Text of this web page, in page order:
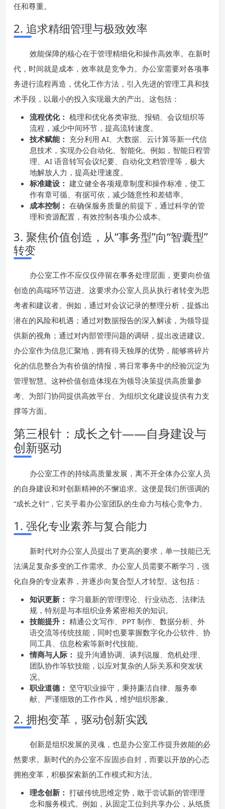
任和尊重。
2. 追求精细管理与极致效率
效能保障的核心在于管理精细化和操作高效率。在新时
代，时间就是成本，效率就是竞争力。办公室需要对各项事
务进行流程再造，优化工作方法，引入先进的管理工具和技
术手段，以最小的投入实现最大的产出。这包括：
流程优化： 梳理和优化各类审批、报销、会议组织等
流程，减少中间环节，提高流转速度。
技术赋能： 充分利用 AI、大数据、云计算等新一代信
息技术，实现办公自动化、智能化。例如，智能日程管
理、AI 语音转写会议纪要、自动化文档管理等，极大
地解放人力，提高处理速度。
标准建设： 建立健全各项规章制度和操作标准，使工
作有章可循、有据可依，减少随意性和差错率。
成本控制： 在确保服务质量的前提下，通过科学的管
理和资源配置，有效控制各项办公成本。
3. 聚焦价值创造，从“事务型”向“智囊型”
转变
办公室工作不应仅仅停留在事务处理层面，更要向价值
创造的高端环节迈进。这要求办公室人员从执行者转变为思
考者和建议者。例如，通过对会议记录的整理分析，提炼出
潜在的风险和机遇；通过对数据报告的深入解读，为领导提
供新的视角；通过对内部管理问题的调研，提出改进建议。
办公室作为信息汇聚地，拥有得天独厚的优势，能够将碎片
化的信息整合为有价值的情报，将日常事务中的经验沉淀为
管理智慧。这种价值创造体现在为领导决策提供高质量参
考、为部门协同提供高效平台、为组织文化建设提供有力支
撑等方面。
第三根针：成长之针——自身建设与
创新驱动
办公室工作的持续高质量发展，离不开全体办公室人员
的自身建设和对创新精神的不懈追求。这便是我们所强调的
“成长之针”，它关乎着办公室团队的生命力与核心竞争力。
1. 强化专业素养与复合能力
新时代对办公室人员提出了更高的要求，单一技能已无
法满足复杂多变的工作需求。办公室人员需要不断学习，强
化自身的专业素养，并逐步向复合型人才转型。这包括：
知识更新： 学习最新的管理理论、行业动态、法律法
规，特别是与本组织业务紧密相关的知识。
技能提升： 精通公文写作、PPT 制作、数据分析、外
语交流等传统技能，同时也要掌握数字化办公软件、协
同工具、信息检索等新时代技能。
情商与人际： 提升沟通协调、谈判说服、危机处理、
团队协作等软技能，以应对复杂的人际关系和突发状
况。
职业道德： 坚守职业操守，秉持廉洁自律、服务奉
献、严谨细致的工作作风，维护组织形象。
2. 拥抱变革，驱动创新实践
创新是组织发展的灵魂，也是办公室工作提升效能的必
然要求。新时代的办公室不应固步自封，而要以开放的心态
拥抱变革，积极探索新的工作模式和方法。
理念创新： 打破传统思维定势，敢于尝试新的管理理
念和服务模式。例如，从固定工位到共享办公，从纸质